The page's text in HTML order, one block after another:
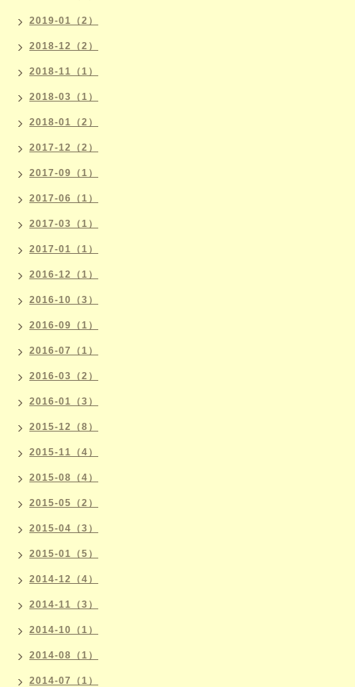
2019-01（2）
2018-12（2）
2018-11（1）
2018-03（1）
2018-01（2）
2017-12（2）
2017-09（1）
2017-06（1）
2017-03（1）
2017-01（1）
2016-12（1）
2016-10（3）
2016-09（1）
2016-07（1）
2016-03（2）
2016-01（3）
2015-12（8）
2015-11（4）
2015-08（4）
2015-05（2）
2015-04（3）
2015-01（5）
2014-12（4）
2014-11（3）
2014-10（1）
2014-08（1）
2014-07（1）